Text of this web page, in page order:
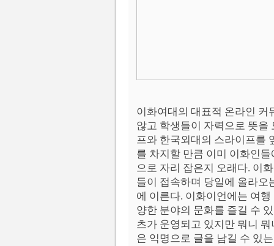
이화여대의 대표적 온라인 커
않고 학생들이 자력으로 뜻을
프와 한국외대의 스라이프를
를 차지할 만큼 이미 이화인
으로 자리 잡은지 오래다. 이
들이 접속하며 당일에 올라오
에 이른다. 이화이언에는 여
양한 분야의 문화를 즐길 수
츠가 운영되고 있지만 뭐니
은 익명으로 글을 남길 수 있